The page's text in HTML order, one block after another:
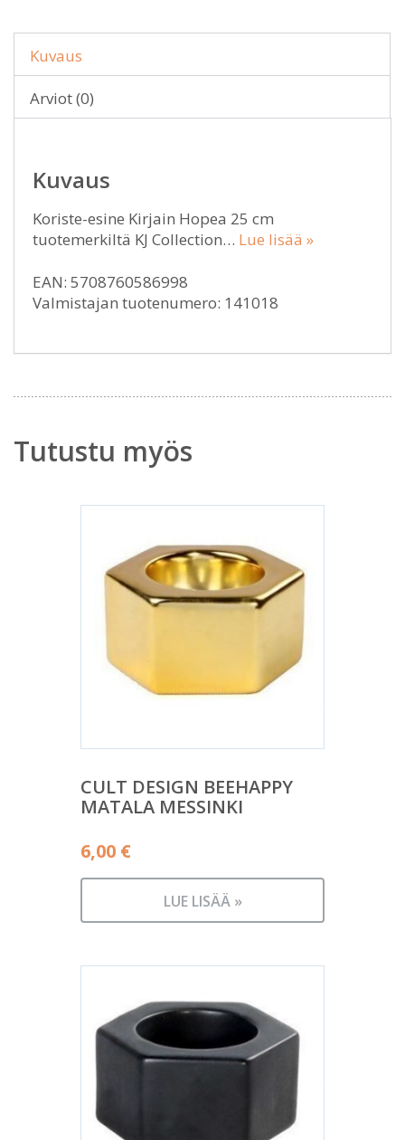
Kuvaus
Arviot (0)
Kuvaus
Koriste-esine Kirjain Hopea 25 cm
tuotemerkiltä KJ Collection… Lue lisää »
EAN: 5708760586998
Valmistajan tuotenumero: 141018
Tutustu myös
CULT DESIGN BEEHAPPY
MATALA MESSINKI
6,00 €
LUE LISÄÄ »